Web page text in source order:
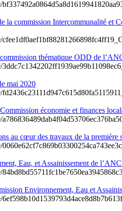
la commission Intercommunalité et
thématique ODD de
mai 2020
économie et finances
au cœur des travaux de la première
Eau, et Assainissement de
Environnement, Eau et